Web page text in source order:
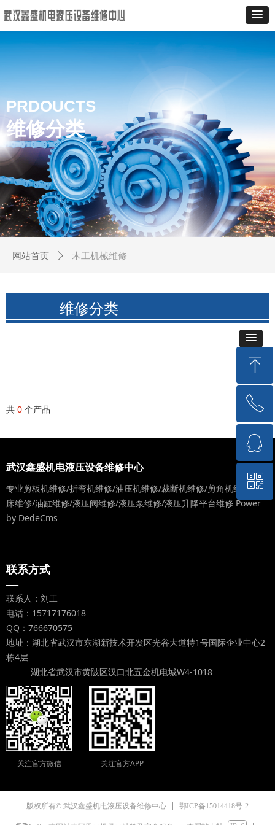
PRDOUCTS
维修分类
网站首页 ꄲ 木工机械维修
维修分类
共 0 个产品
武汉鑫盛机电液压设备维修中心
专业剪板机维修/折弯机维修/油压机维修/裁断机维修/剪角机维修/冲
床维修/油缸维修/液压阀维修/液压泵维修/液压升降平台维修 Power
by DedeCms
联系方式
—
联系人：刘工
电话：15717176018
QQ：766670575
地址：湖北省武汉市东湖新技术开发区光谷大道特1号国际企业中心2
栋4层
湖北省武汉市黄陂区汉口北五金机电城W4-1018
关注官方微信 关注官方APP
版权所有© 武汉鑫盛机电液压设备维修中心 鄂ICP备15014418号-2
ꁸ
回到顶部
ꂅ
15717176018
ꁗ
QQ客服
ꀥ